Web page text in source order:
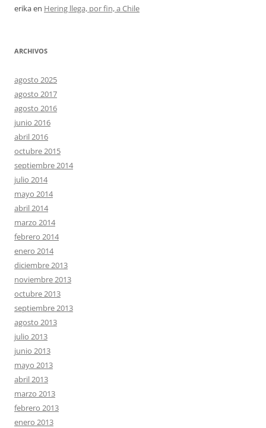
erikaen Hering llega, por fin, a Chile
ARCHIVOS
agosto 2025
agosto 2017
agosto 2016
junio 2016
abril 2016
octubre 2015
septiembre 2014
julio 2014
mayo 2014
abril 2014
marzo 2014
febrero 2014
enero 2014
diciembre 2013
noviembre 2013
octubre 2013
septiembre 2013
agosto 2013
julio 2013
junio 2013
mayo 2013
abril 2013
marzo 2013
febrero 2013
enero 2013